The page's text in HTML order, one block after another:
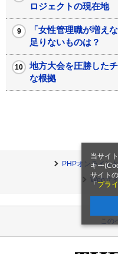
当サイ
キー
サイト
「 プラ
ロジェクトの現在地
「女性管理職が増え
足りないものは？
地方大会を圧勝した
な根拠
PHPオンライン
Webサ
この